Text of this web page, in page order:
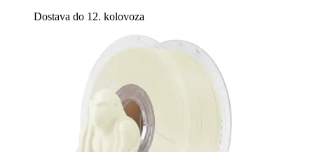
Dostava do 12. kolovoza